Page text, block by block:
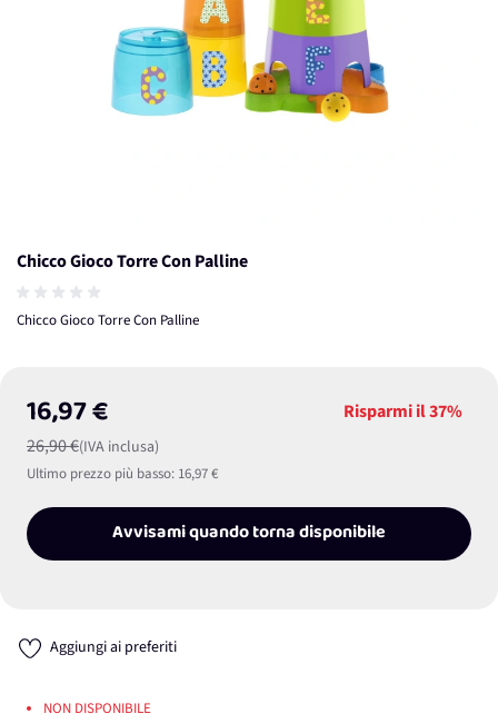
Chicco Gioco Torre Con Palline
Chicco Gioco Torre Con Palline
16,97 €
26,90 €(IVA inclusa)
Risparmi il37%
Ultimo prezzo più basso: 16,97 €
Avvisami quando torna disponibile
Aggiungi ai preferiti
NON DISPONIBILE